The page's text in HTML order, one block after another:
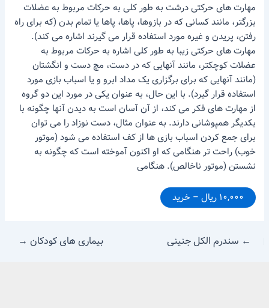
مهارت های حرکتی درشت به طور کلی به حرکات مربوط به عضلات
بزرگتر، مانند کسانی که در بازوها، پاها، پاها یا تمام بدن (که برای راه
رفتن، پریدن و غیره مورد استفاده قرار می گیرند اشاره می کند).
مهارت های حرکتی زیبا به طور کلی اشاره به حرکات مربوط به
عضلات کوچکتر، مانند آنهایی که در دست، مچ دست و انگشتان
(مانند آنهایی که برای برگزاری یک مداد ابرو و یا اسباب بازی مورد
استفاده قرار گیرد). با این حال، به عنوان یکی در مورد این دو گروه
از مهارت های فکر می کند، از آن آسان است به دیدن آنها چگونه با
یکدیگر همپوشانی دارند. به عنوان مثال، دست نوزاد را می توان
برای جمع کردن اسباب بازی ها از کف استفاده می شود (موتور
خوب) راحت تر هنگامی که او اکنون آموخته است که چگونه به
نشستن (موتور ناخالص). هنگامی
۱۰,۰۰۰ ریال – خرید
← سندرم الکل جنینی بیماری های کودکان →